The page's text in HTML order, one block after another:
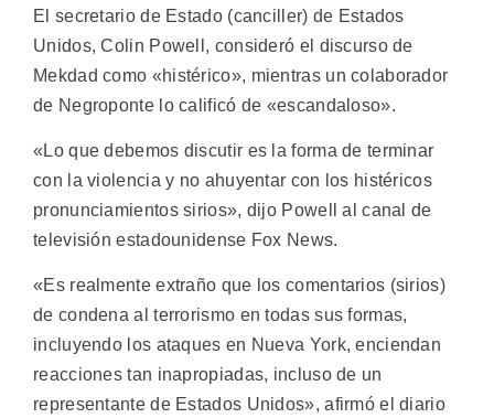
El secretario de Estado (canciller) de Estados
Unidos, Colin Powell, consideró el discurso de
Mekdad como «histérico», mientras un colaborador
de Negroponte lo calificó de «escandaloso».
«Lo que debemos discutir es la forma de terminar
con la violencia y no ahuyentar con los histéricos
pronunciamientos sirios», dijo Powell al canal de
televisión estadounidense Fox News.
«Es realmente extraño que los comentarios (sirios)
de condena al terrorismo en todas sus formas,
incluyendo los ataques en Nueva York, enciendan
reacciones tan inapropiadas, incluso de un
representante de Estados Unidos», afirmó el diario